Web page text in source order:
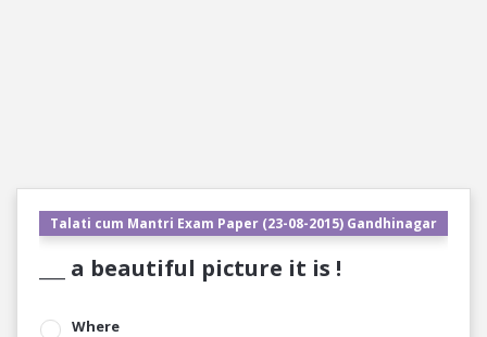
Talati cum Mantri Exam Paper (23-08-2015) Gandhinagar
___ a beautiful picture it is !
Where